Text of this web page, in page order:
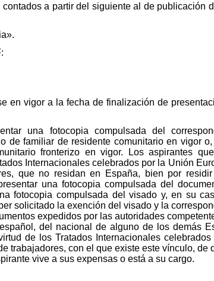
a partir del siguiente al de publicación
en vigor a la fecha de finalización de
una fotocopia compulsada del
de familiar de residente comunitario en vigor
fronterizo en vigor. Los aspirantes
Internacionales celebrados por la Unión
que no residan en España, bien por
una fotocopia compulsada del
fotocopia compulsada del visado y, en su
solicitado la exención del visado y la
expedidos por las autoridades
del nacional de alguno de los demás
de los Tratados Internacionales celebrados
trabajadores, con el que existe este vínculo, de
vive a sus expensas o está a su cargo.